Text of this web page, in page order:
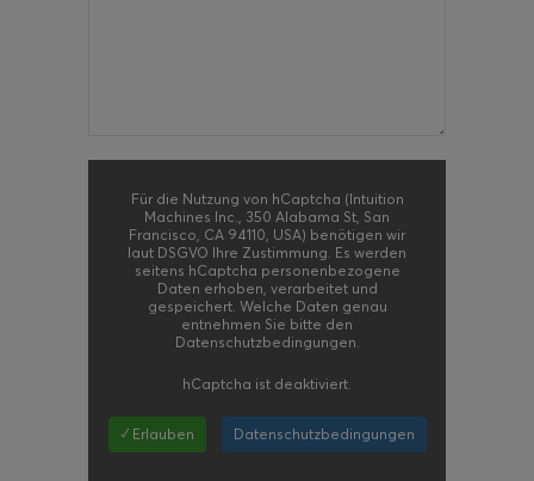
Für die Nutzung von hCaptcha (Intuition
Machines Inc., 350 Alabama St, San
Francisco, CA 94110, USA) benötigen wir
laut DSGVO Ihre Zustimmung. Es werden
seitens hCaptcha personenbezogene
Daten erhoben, verarbeitet und
gespeichert. Welche Daten genau
entnehmen Sie bitte den
Datenschutzbedingungen.
hCaptcha ist deaktiviert.
✓ Erlauben Datenschutzbedingungen